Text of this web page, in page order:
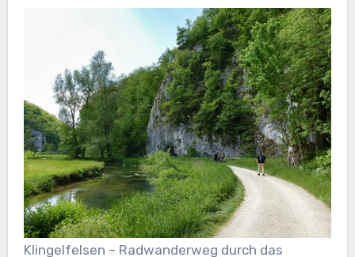
Klingelfelsen – Radwanderweg durch das